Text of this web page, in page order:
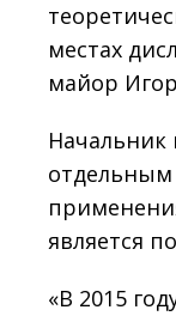
местах
майор
отдельным
является
«В 2015